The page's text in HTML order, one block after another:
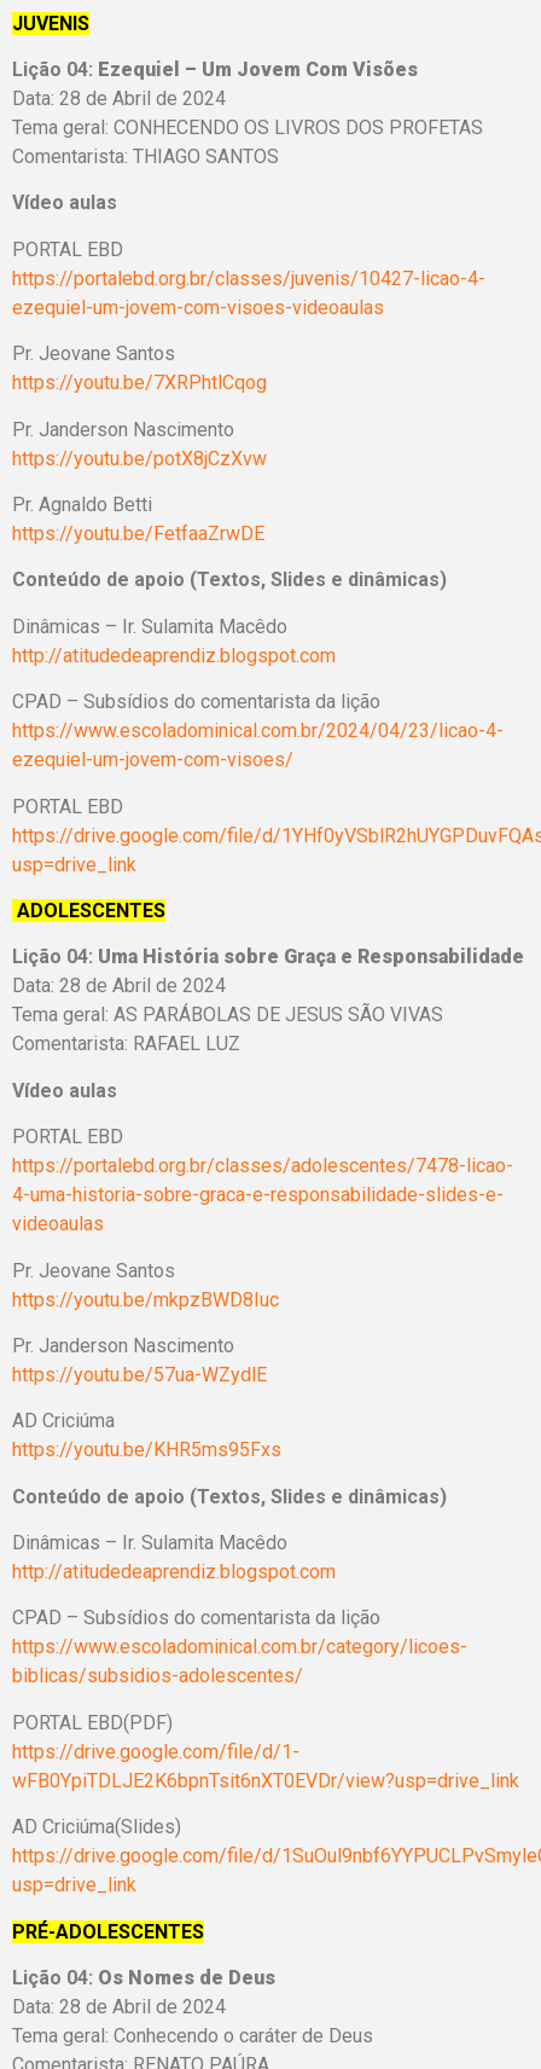
JUVENIS
Lição 04: Ezequiel – Um Jovem Com Visões
Data: 28 de Abril de 2024
Tema geral: CONHECENDO OS LIVROS DOS PROFETAS
Comentarista: THIAGO SANTOS
Vídeo aulas
PORTAL EBD
https://portalebd.org.br/classes/juvenis/10427-licao-4-
ezequiel-um-jovem-com-visoes-videoaulas
Pr. Jeovane Santos
https://youtu.be/7XRPhtlCqog
Pr. Janderson Nascimento
https://youtu.be/potX8jCzXvw
Pr. Agnaldo Betti
https://youtu.be/FetfaaZrwDE
Conteúdo de apoio (Textos, Slides e dinâmicas)
Dinâmicas – Ir. Sulamita Macêdo
http://atitudedeaprendiz.blogspot.com
CPAD – Subsídios do comentarista da lição
https://www.escoladominical.com.br/2024/04/23/licao-4-
ezequiel-um-jovem-com-visoes/
PORTAL EBD
https://drive.google.com/file/d/
usp=drive_link
ADOLESCENTES
Lição 04: Uma História sobre Graça e Responsabilidade
Data: 28 de Abril de 2024
Tema geral: AS PARÁBOLAS DE JESUS SÃO VIVAS
Comentarista: RAFAEL LUZ
Vídeo aulas
PORTAL EBD
https://portalebd.org.br/classes/adolescentes/7478-licao-
4-uma-historia-sobre-graca-e-responsabilidade-slides-e-
videoaulas
Pr. Jeovane Santos
https://youtu.be/mkpzBWD8Iuc
Pr. Janderson Nascimento
https://youtu.be/57ua-WZydlE
AD Criciúma
https://youtu.be/KHR5ms95Fxs
Conteúdo de apoio (Textos, Slides e dinâmicas)
Dinâmicas – Ir. Sulamita Macêdo
http://atitudedeaprendiz.blogspot.com
CPAD – Subsídios do comentarista da lição
https://www.escoladominical.com.br/category/licoes-
biblicas/subsidios-adolescentes/
PORTAL EBD(PDF)
https://drive.google.com/file/d/1-
wFB0YpiTDLJE2K6bpnTsit6nXT0EVDr/view?usp=drive_link
AD Criciúma(Slides)
https://drive.google.com/file/d/
usp=drive_link
PRÉ-ADOLESCENTES
Lição 04: Os Nomes de Deus
Data: 28 de Abril de 2024
Tema geral: Conhecendo o caráter de Deus